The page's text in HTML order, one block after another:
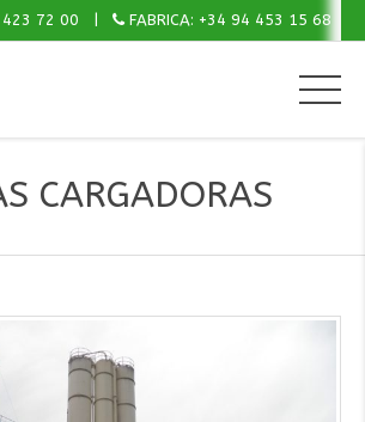
423 72 00 FABRICA: +34 94 453 15 68
CARGADORAS